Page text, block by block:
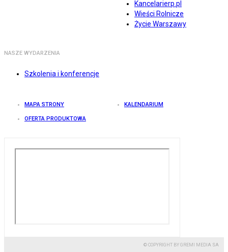
Kancelarierp.pl
Wieści Rolnicze
Życie Warszawy
NASZE WYDARZENIA
Szkolenia i konferencje
MAPA STRONY KALENDARIUM
OFERTA PRODUKTOWA
© COPYRIGHT BY GREMI MEDIA SA